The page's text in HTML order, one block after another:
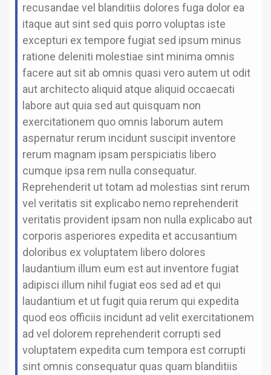
recusandae vel blanditiis dolores fuga dolor ea
itaque aut sint sed quis porro voluptas iste
excepturi ex tempore fugiat sed ipsum minus
ratione deleniti molestiae sint minima omnis
facere aut sit ab omnis quasi vero autem ut odit
aut architecto aliquid atque aliquid occaecati
labore aut quia sed aut quisquam non
exercitationem quo omnis laborum autem
aspernatur rerum incidunt suscipit inventore
rerum magnam ipsam perspiciatis libero
cumque ipsa rem nulla consequatur.
Reprehenderit ut totam ad molestias sint rerum
vel veritatis sit explicabo nemo reprehenderit
veritatis provident ipsam non nulla explicabo aut
corporis asperiores expedita et accusantium
doloribus ex voluptatem libero dolores
laudantium illum eum est aut inventore fugiat
adipisci illum nihil fugiat eos sed ad et qui
laudantium et ut fugit quia rerum qui expedita
quod eos officiis incidunt ad velit exercitationem
ad vel dolorem reprehenderit corrupti sed
voluptatem expedita cum tempora est corrupti
sint omnis consequatur quas quam blanditiis